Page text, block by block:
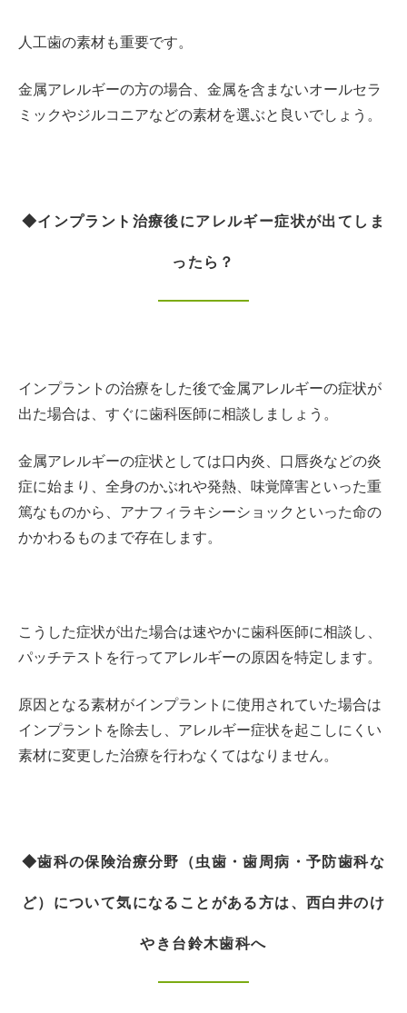
人工歯の素材も重要です。
金属アレルギーの方の場合、金属を含まないオールセラ
ミックやジルコニアなどの素材を選ぶと良いでしょう。
◆インプラント治療後にアレルギー症状が出てしま
ったら？
インプラントの治療をした後で金属アレルギーの症状が
出た場合は、すぐに歯科医師に相談しましょう。
金属アレルギーの症状としては口内炎、口唇炎などの炎
症に始まり、全身のかぶれや発熱、味覚障害といった重
篤なものから、アナフィラキシーショックといった命の
かかわるものまで存在します。
こうした症状が出た場合は速やかに歯科医師に相談し、
パッチテストを行ってアレルギーの原因を特定します。
原因となる素材がインプラントに使用されていた場合は
インプラントを除去し、アレルギー症状を起こしにくい
素材に変更した治療を行わなくてはなりません。
◆歯科の保険治療分野（虫歯・歯周病・予防歯科な
ど）について気になることがある方は、西白井のけ
やき台鈴木歯科へ